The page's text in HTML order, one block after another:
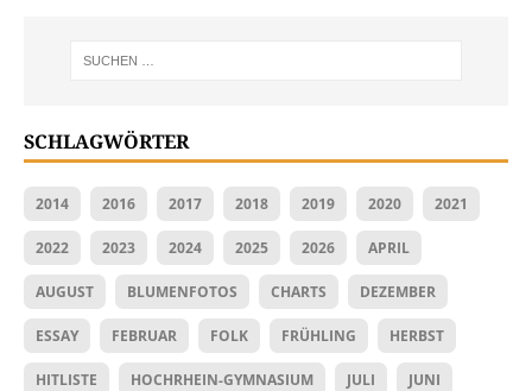
SCHLAGWÖRTER
2014 2016 2017 2018 2019 2020 2021
2022 2023 2024 2025 2026 APRIL
AUGUST BLUMENFOTOS CHARTS DEZEMBER
ESSAY FEBRUAR FOLK FRÜHLING HERBST
HITLISTE HOCHRHEIN-GYMNASIUM JULI JUNI